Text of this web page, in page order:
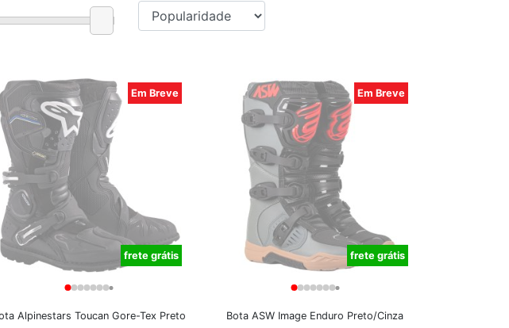
Em Breve
frete grátis
Alpinestars Toucan Gore-Tex Preto
Em Breve
frete grátis
Bota ASW Image Enduro Preto/Cinza